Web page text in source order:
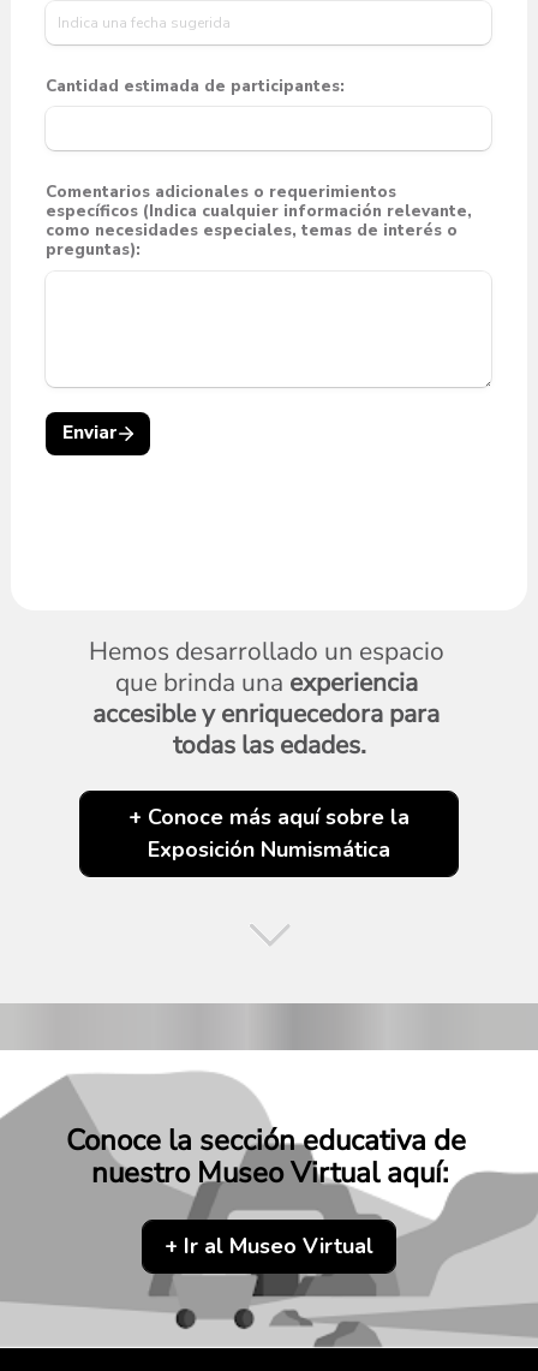
Hemos desarrollado un espacio
que brinda una experiencia
accesible y enriquecedora para
todas las edades.
+ Conoce más aquí sobre la
Exposición Numismática
Conoce la sección educativa de
nuestro Museo Virtual aquí:
+ Ir al Museo Virtual